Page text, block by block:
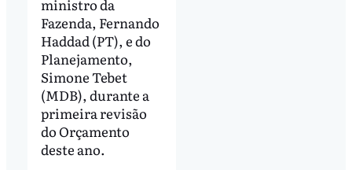
ministro da
Fazenda, Fernando
Haddad (PT), e do
Planejamento,
Simone Tebet
(MDB), durante a
primeira revisão
do Orçamento
deste ano.